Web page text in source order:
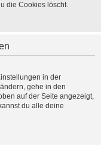
die Cookies löscht.
in der
gehe in den
auf der Seite angezeigt,
du alle deine